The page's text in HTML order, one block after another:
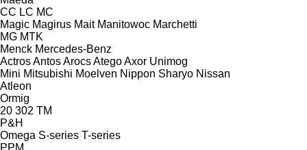
CC LC MC
Magic Magirus Mait Manitowoc Marchetti
MG MTK
Menck Mercedes-Benz
ActrosAntosArocsAtegoAxor Unimog
Mini Mitsubishi Moelven Nippon Sharyo Nissan
Atleon
Ormig
20 302 TM
P&H
Omega S-series T-series
PPM